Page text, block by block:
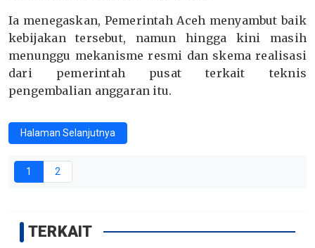
Ia menegaskan, Pemerintah Aceh menyambut baik
kebijakan tersebut, namun hingga kini masih
menunggu mekanisme resmi dan skema realisasi
dari pemerintah pusat terkait teknis
pengembalian anggaran itu.
Halaman Selanjutnya
1 2
TERKAIT